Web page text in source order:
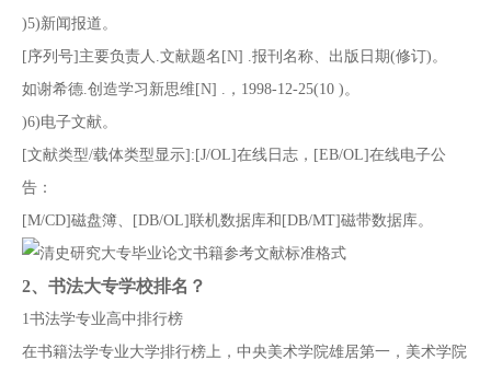
)5)新闻报道。
[序列号]主要负责人.文献题名[N] .报刊名称、出版日期(修订)。
如谢希德.创造学习新思维[N] .，1998-12-25(10 )。
)6)电子文献。
[文献类型/载体类型显示]:[J/OL]在线日志，[EB/OL]在线电子公
告：
[M/CD]磁盘簿、[DB/OL]联机数据库和[DB/MT]磁带数据库。
2、 书法大专学校排名？
1书法学专业高中排行榜
在书籍法学专业大学排行榜上，中央美术学院雄居第一，美术学院